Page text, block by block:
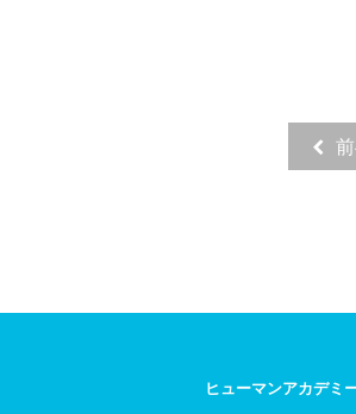
ヒューマンアカデミ